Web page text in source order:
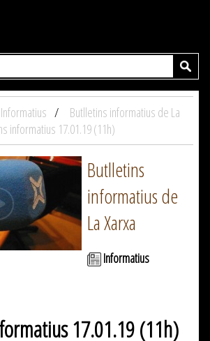
Informatius
Butlletins informatius de La
informatius 17.01.19 (11h)
Butlletins
informatius de
La Xarxa
Informatius
17.01.19 (11h)